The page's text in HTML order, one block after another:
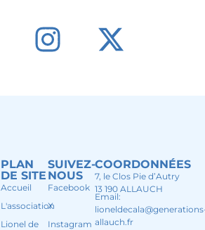
SUIVEZ-
NOUS
Facebook
X
Instagram
PLAN
DE SITE
Accueil
L'association
Lionel de
COORDONNÉES
7, le Clos Pie d’Autry
13 190 ALLAUCH
Email:
allauch.fr